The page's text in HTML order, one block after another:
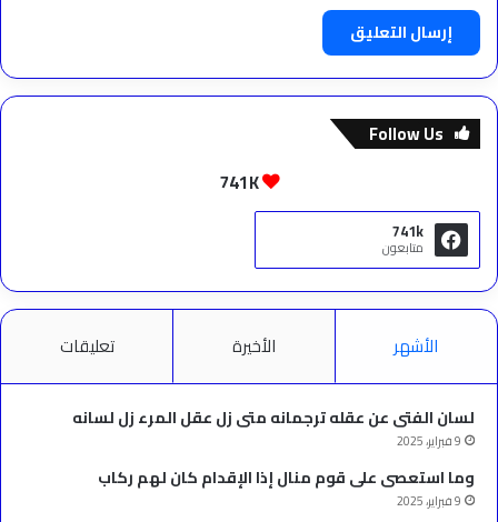
Follow Us
741K
741k
متابعون
الأشهر الأخيرة تعليقات
لسان الفتى عن عقله ترجمانه متى زل عقل المرء زل لسانه
9 فبراير، 2025
وما استعصى على قوم منال إذا الإقدام كان لهم ركاب
9 فبراير، 2025